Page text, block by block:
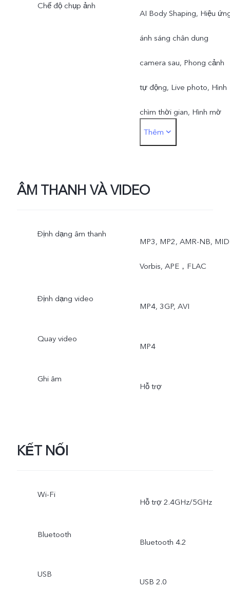
Chế độ chụp ảnh
AI Body Shaping, Hiệu
ánh sáng chân dung
camera sau, Phong cảnh
tự động, Live photo, Hình
chìm thời gian, Hình mờ
mẫu, Selfie độc đáo AR,
Face Beauty, AI Selfie
Shaping, Xác định giới
HDR, Chụp chuyên
lọc màu, Chụp bằng lòng
camera kép, AI Body
Thêm
ÂM THANH VÀ VIDEO
Định dạng âm thanh
MP3, MP2, AMR-NB,
Vorbis, APE，FLAC
Định dạng video
MP4, 3GP, AVI
Quay video
MP4
Ghi âm
Hỗ trợ
KẾT NỐI
Wi-Fi
Hỗ trợ 2.4GHz/5GHz
Bluetooth
Bluetooth 4.2
USB
USB 2.0